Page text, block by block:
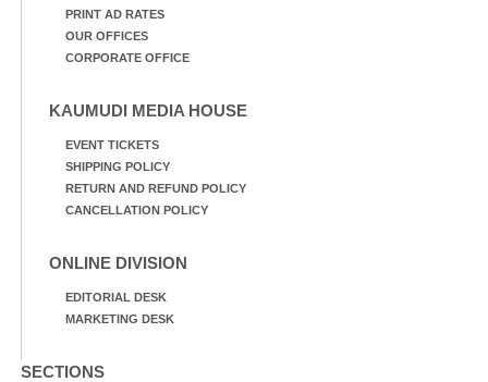
PRINT AD RATES
OUR OFFICES
CORPORATE OFFICE
KAUMUDI MEDIA HOUSE
EVENT TICKETS
SHIPPING POLICY
RETURN AND REFUND POLICY
CANCELLATION POLICY
ONLINE DIVISION
EDITORIAL DESK
MARKETING DESK
SECTIONS